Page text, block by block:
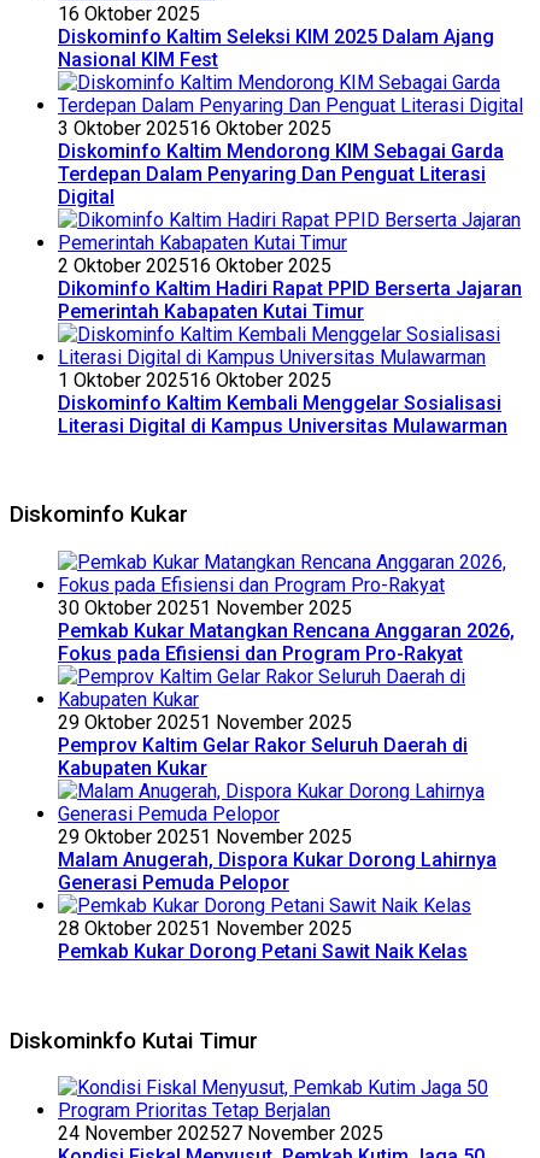
16 Oktober 2025
Diskominfo Kaltim Seleksi KIM 2025 Dalam Ajang
Nasional KIM Fest
3 Oktober 202516 Oktober 2025
Diskominfo Kaltim Mendorong KIM Sebagai Garda
Terdepan Dalam Penyaring Dan Penguat Literasi
Digital
2 Oktober 202516 Oktober 2025
Dikominfo Kaltim Hadiri Rapat PPID Berserta Jajaran
Pemerintah Kabapaten Kutai Timur
1 Oktober 202516 Oktober 2025
Diskominfo Kaltim Kembali Menggelar Sosialisasi
Literasi Digital di Kampus Universitas Mulawarman
Diskominfo Kukar
30 Oktober 20251 November 2025
Pemkab Kukar Matangkan Rencana Anggaran 2026,
Fokus pada Efisiensi dan Program Pro-Rakyat
29 Oktober 20251 November 2025
Pemprov Kaltim Gelar Rakor Seluruh Daerah di
Kabupaten Kukar
29 Oktober 20251 November 2025
Malam Anugerah, Dispora Kukar Dorong Lahirnya
Generasi Pemuda Pelopor
28 Oktober 20251 November 2025
Pemkab Kukar Dorong Petani Sawit Naik Kelas
Diskominkfo Kutai Timur
24 November 202527 November 2025